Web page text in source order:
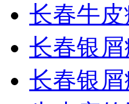
长春牛
长春银
长春银